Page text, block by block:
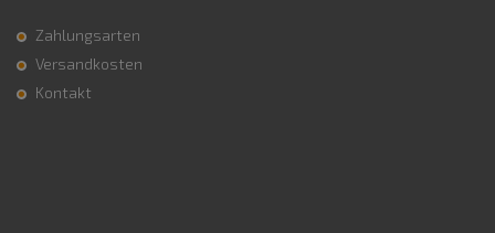
Zahlungsarten
Versandkosten
Kontakt